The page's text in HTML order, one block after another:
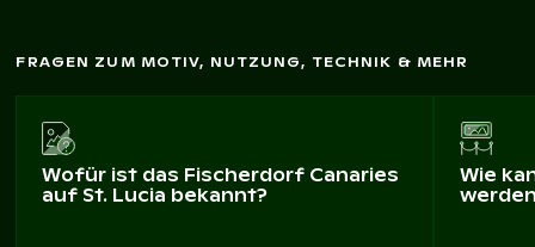
FRAGEN ZUM MOTIV, NUTZUNG, TECHNIK & MEHR
Wofür ist das Fischerdorf Canaries
auf St. Lucia bekannt?
Wie